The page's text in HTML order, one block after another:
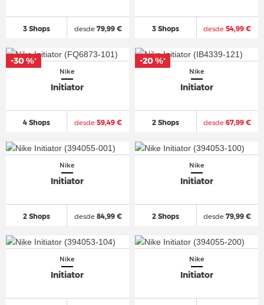
3 Shops desde79,99 € 3 Shops desde 54,99 €
Nike
Initiator
4 Shops desde59,49 €
-30 %*
Nike
Initiator
2 Shops desde 67,99 €
-20 %*
Nike
Initiator
2 Shops desde84,99 €
Nike
Initiator
2 Shops desde 79,99 €
Nike
Initiator
Nike
Initiator